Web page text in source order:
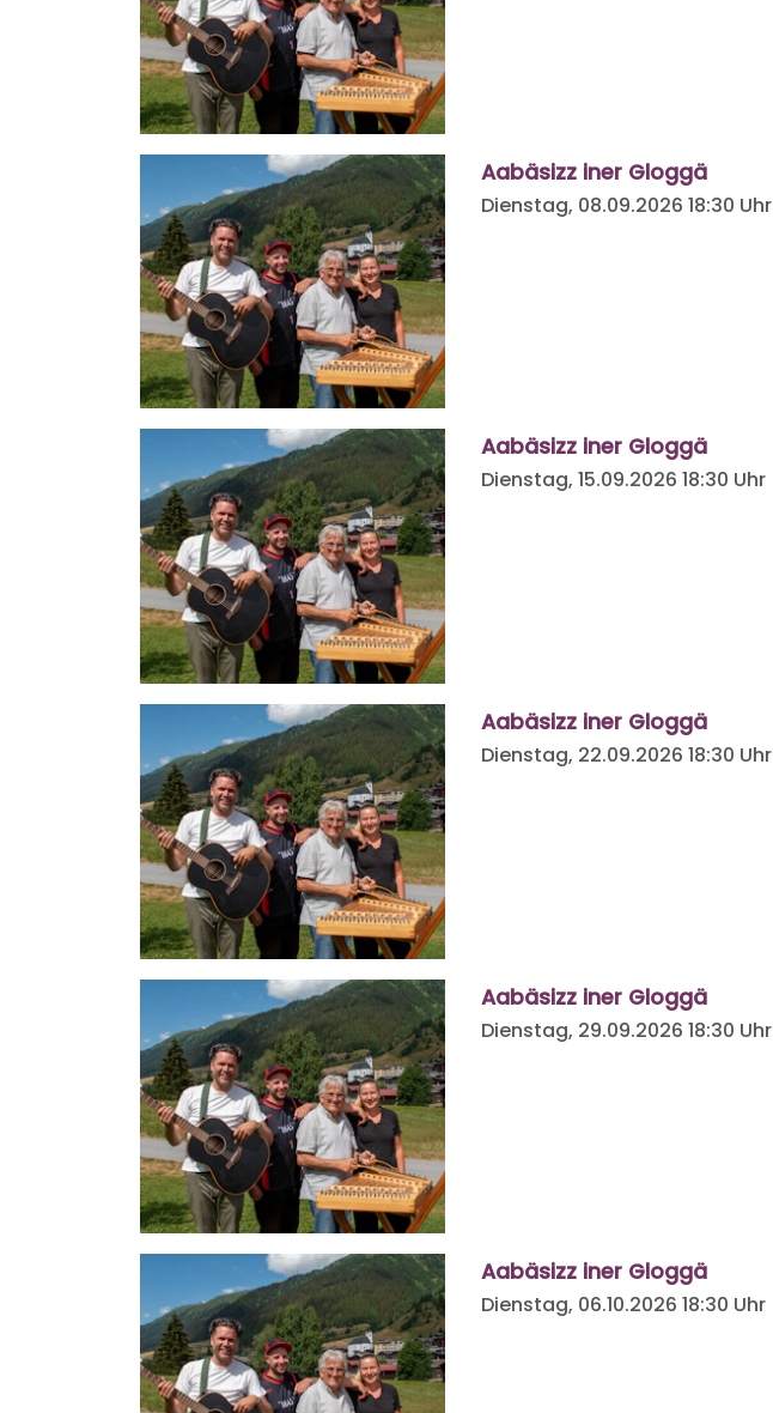
Aabäsizz iner Gloggä
Dienstag, 08.09.2026 18:30 Uhr
Aabäsizz iner Gloggä
Dienstag, 15.09.2026 18:30 Uhr
Aabäsizz iner Gloggä
Dienstag, 22.09.2026 18:30 Uhr
Aabäsizz iner Gloggä
Dienstag, 29.09.2026 18:30 Uhr
Aabäsizz iner Gloggä
Dienstag, 06.10.2026 18:30 Uhr